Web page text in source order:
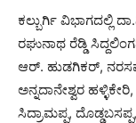
ಕಲ್ಬುರ್ಗಿ ವಿಭಾಗದಲ್ಲಿ
ರಘುನಾಥ ರೆಡ್ಡಿ
ಆರ್. ಹುಡಗಿಕರ್,
ಅನ್ನದಾನೇಶ್ವರ
ಸಿದ್ರಾಮಪ್ಪ,